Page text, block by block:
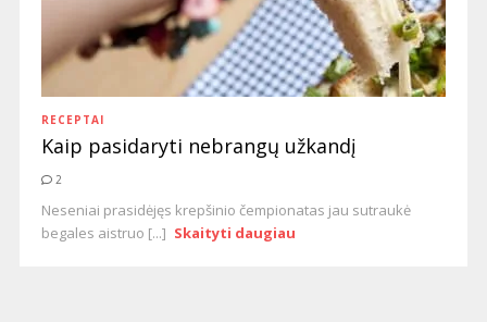
RECEPTAI
Kaip pasidaryti nebrangų užkandį
2
Neseniai prasidėjęs krepšinio čempionatas jau sutraukė
begales aistruo [...] Skaityti daugiau